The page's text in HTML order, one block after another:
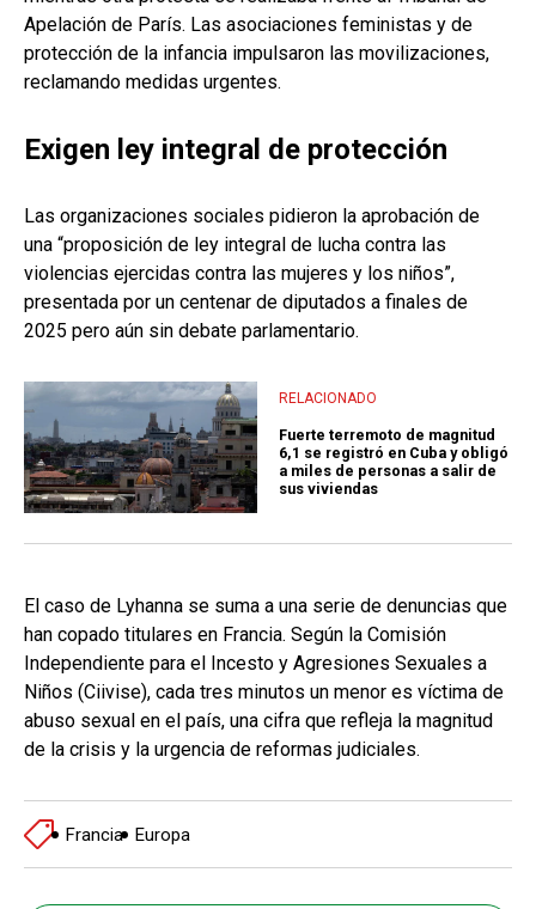
Apelación de París. Las asociaciones feministas y de
protección de la infancia impulsaron las movilizaciones,
reclamando medidas urgentes.
Exigen ley integral de protección
Las organizaciones sociales pidieron la aprobación de
una “proposición de ley integral de lucha contra las
violencias ejercidas contra las mujeres y los niños”,
presentada por un centenar de diputados a finales de
2025 pero aún sin debate parlamentario.
RELACIONADO
Fuerte terremoto de magnitud
6,1 se registró en Cuba y obligó
a miles de personas a salir de
sus viviendas
El caso de Lyhanna se suma a una serie de denuncias que
han copado titulares en Francia. Según la Comisión
Independiente para el Incesto y Agresiones Sexuales a
Niños (Ciivise), cada tres minutos un menor es víctima de
abuso sexual en el país, una cifra que refleja la magnitud
de la crisis y la urgencia de reformas judiciales.
Francia Europa